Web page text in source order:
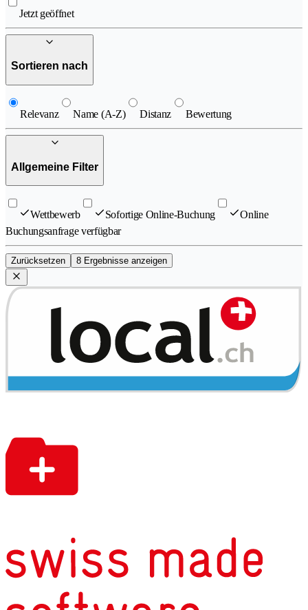
Jetzt geöffnet
Sortieren nach
Relevanz Name (A-Z) Distanz Bewertung
Allgemeine Filter
Wettbewerb Sofortige Online-Buchung
Online
Buchungsanfrage verfügbar
Zurücksetzen 8 Ergebnisse anzeigen